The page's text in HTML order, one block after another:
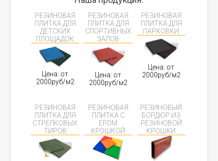
РЕЗИНОВАЯ
ПЛИТКА ДЛЯ
ДЕТСКИХ
ПЛОЩАДОК
Цена: от
2000руб/м2
РЕЗИНОВАЯ
ПЛИТКА ДЛЯ
СПОРТИВНЫХ
ЗАЛОВ
Цена: от
2000руб/м2
РЕЗИНОВАЯ
ПЛИТКА ДЛЯ
ПАРКОВКИ
Цена: от
2000руб/м2
РЕЗИНОВАЯ
ПЛИТКА ДЛЯ
СТРЕЛКОВЫХ
ТИРОВ
РЕЗИНОВАЯ
ПЛИТКА С
EPDM
КРОШКОЙ
РЕЗИНОВЫЙ
БОРДЮР ИЗ
РЕЗИНОВОЙ
КРОШКИ